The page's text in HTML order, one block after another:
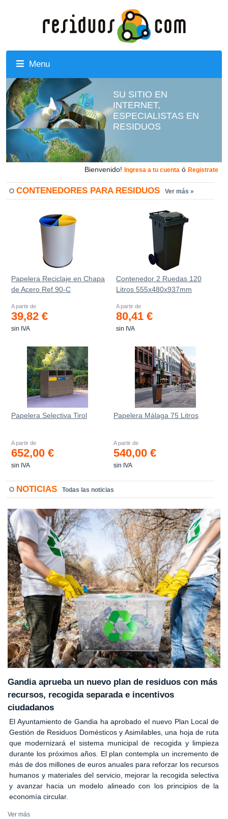
Menu
SU SITIO EN
INTERNET,
ESPECIALISTAS EN
RESIDUOS
Bienvenido! Ingresa a tu cuenta ó Registrate
CONTENEDORES PARA RESIDUOS Ver más »
Papelera Reciclaje en Chapa
de Acero Ref.90-C
A partir de
39,82 €
sin IVA
Contenedor 2 Ruedas 120
Litros 555х480х937mm
A partir de
80,41 €
sin IVA
Papelera Selectiva Tirol
A partir de
652,00 €
sin IVA
Papelera Málaga 75 Litros
A partir de
540,00 €
sin IVA
NOTICIAS Todas las noticias
Gandia aprueba un nuevo plan de residuos con más
recursos, recogida separada e incentivos
ciudadanos
El Ayuntamiento de Gandia ha aprobado el nuevo Plan Local de
Gestión de Residuos Domésticos y Asimilables, una hoja de ruta
que modernizará el sistema municipal de recogida y limpieza
durante los próximos años. El plan contempla un incremento de
más de dos millones de euros anuales para reforzar los recursos
humanos y materiales del servicio, mejorar la recogida selectiva
y avanzar hacia un modelo alineado con los principios de la
economía circular.
Ver más